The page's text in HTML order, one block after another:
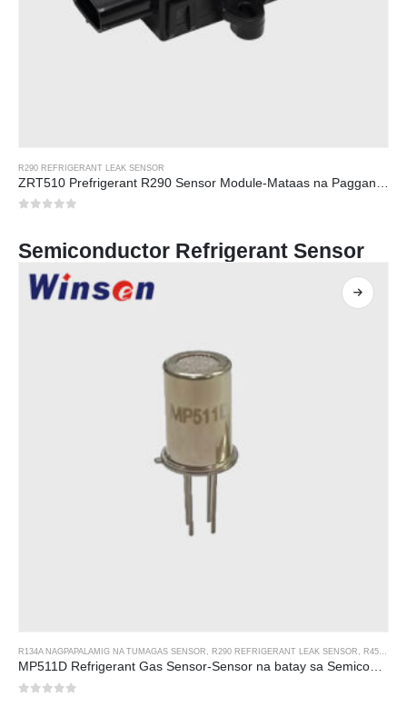
R290 REFRIGERANT LEAK SENSOR
Semiconductor Refrigerant Sensor
R134A NAGPAPALAMIG NA TUMAGAS SENSOR , R290 REFRIGERANT LEAK SENSOR , R454B REFRIGERANT LEAK SENSOR
MP511D Refrigerant Gas Sensor-Sensor na batay sa Semiconductor para sa Refrigerant Leak Detection